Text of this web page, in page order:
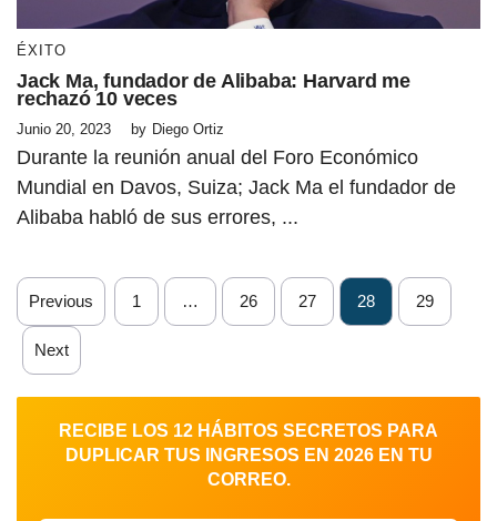
ÉXITO
Jack Ma, fundador de Alibaba: Harvard me
rechazó 10 veces
Junio 20, 2023 by Diego Ortiz
Durante la reunión anual del Foro Económico
Mundial en Davos, Suiza; Jack Ma el fundador de
Alibaba habló de sus errores, ...
Previous 1 … 26 27 28 29
Next
RECIBE LOS 12 HÁBITOS SECRETOS PARA
DUPLICAR TUS INGRESOS EN 2026 EN TU
CORREO.